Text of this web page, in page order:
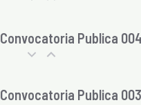
Convocatoria Publica
Convocatoria Publica